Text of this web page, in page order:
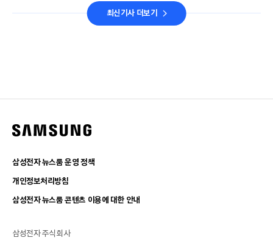
최신기사 더보기
삼성전자 뉴스룸 운영 정책
개인정보처리방침
삼성전자 뉴스룸 콘텐츠 이용에 대한 안내
삼성전자 주식회사